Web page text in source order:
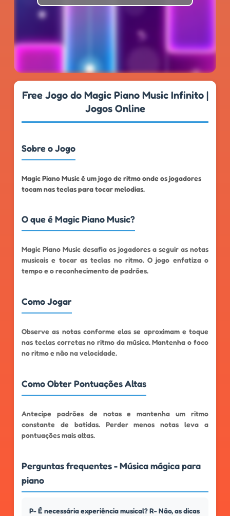
★★ 999k+
Free Jogo do Magic Piano Music Infinito |
Jogos Online
Sobre o Jogo
Magic Piano Music é um jogo de ritmo onde os jogadores
tocam nas teclas para tocar melodias.
O que é Magic Piano Music?
Magic Piano Music desafia os jogadores a seguir as notas
musicais e tocar as teclas no ritmo. O jogo enfatiza o
tempo e o reconhecimento de padrões.
Como Jogar
Observe as notas conforme elas se aproximam e toque
nas teclas corretas no ritmo da música. Mantenha o foco
no ritmo e não na velocidade.
Como Obter Pontuações Altas
Antecipe padrões de notas e mantenha um ritmo
constante de batidas. Perder menos notas leva a
pontuações mais altas.
Perguntas frequentes - Música mágica para
piano
P- É necessária experiência musical? R- Não, as dicas